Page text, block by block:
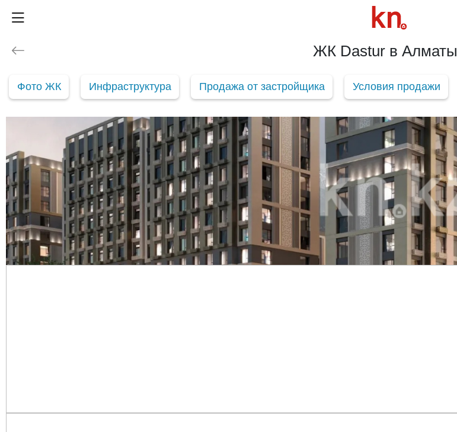
ЖК Dastur в Алматы
Фото ЖК Инфраструктура Продажа от застройщика Условия продажи